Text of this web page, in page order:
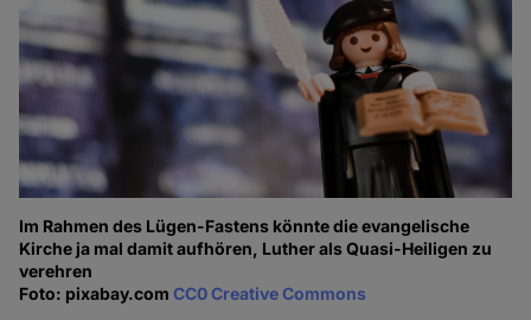
Im Rahmen des Lügen-Fastens könnte die evangelische
Kirche ja mal damit aufhören, Luther als Quasi-Heiligen zu
verehren
Foto: pixabay.comCC0 Creative Commons